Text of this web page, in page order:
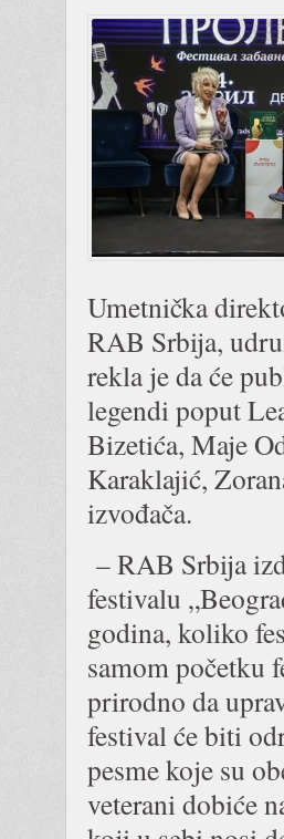
Umetnička
RAB Srbija,
rekla je da će
legendi poput
Bizetića, Maje
Karaklajić,
izvođača.
– RAB Srbija
festivalu
godina, koliko
samom početku
prirodno da
festival će biti
pesme koje su
veterani dobiće